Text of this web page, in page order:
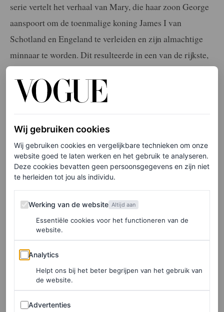
serie vertelt het verhaal van Mary, die haar zoon George
aanspoort om de toenmalige koning James I van
Schotland en Engeland te verleiden en zijn almachtige
minnaar te worden. Dit resulteerde in een van de rijkste,
partnerschappen die Engeland ooit heeft gekend.
The Great | | 3 seizoenen | Prime
Wij gebruiken cookies
Wij gebruiken cookies en vergelijkbare technieken om onze
website goed te laten werken en het gebruik te analyseren.
Deze cookies bevatten geen persoonsgegevens en zijn niet
te herleiden tot jou als individu.
Werking van de website
Werking van de website Altijd aan
Essentiële cookies voor het functioneren van de
website.
Analytics
Analytics
Helpt ons bij het beter begrijpen van het gebruik van
de website.
Advertenties
Advertenties